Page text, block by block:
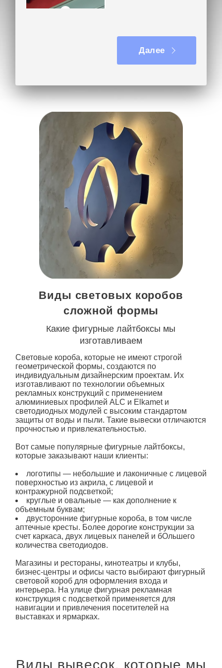
Далее
Виды световых коробов
сложной формы
Какие фигурные лайтбоксы мы
изготавливаем
Световые короба, которые не имеют строгой
геометрической формы, создаются по
индивидуальным дизайнерским проектам. Их
изготавливают по технологии объемных
рекламных конструкций с применением
алюминиевых профилей ALC и Elkamet и
светодиодных модулей с высоким стандартом
защиты от воды и пыли. Такие вывески отличаются
прочностью и привлекательностью.
Вот самые популярные фигурные лайтбоксы,
которые заказывают наши клиенты:
логотипы — небольшие и лаконичные с лицевой
поверхностью из акрила, с лицевой и
контражурной подсветкой;
круглые и овальные — как дополнение к
объемным буквам;
двусторонние фигурные короба, в том числе
аптечные кресты. Более дорогие конструкции за
счет каркаса, двух лицевых панелей и бОльшего
количества светодиодов.
Магазины и рестораны, кинотеатры и клубы,
бизнес-центры и офисы часто выбирают фигурный
световой короб для оформления входа и
интерьера. На улице фигурная рекламная
конструкция с подсветкой применяется для
навигации и привлечения посетителей на
выставках и ярмарках.
Виды вывесок, которые мы